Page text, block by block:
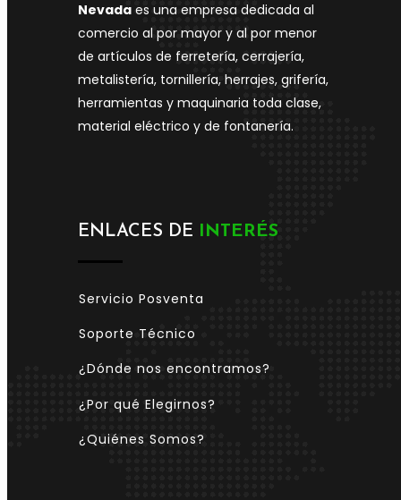
Nevada es una empresa dedicada al
comercio al por mayor y al por menor
de artículos de ferretería, cerrajería,
metalistería, tornillería, herrajes, grifería,
herramientas y maquinaria toda clase,
material eléctrico y de fontanería.
ENLACES DE INTERÉS
Servicio Posventa
Soporte Técnico
¿Dónde nos encontramos?
¿Por qué Elegirnos?
¿Quiénes Somos?